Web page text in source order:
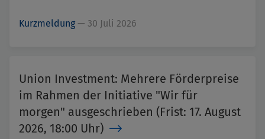
Kurzmeldung — 30 Juli 2026
Union Investment: Mehrere Förderpreise
im Rahmen der Initiative "Wir für
morgen" ausgeschrieben (Frist: 17. August
2026, 18:00 Uhr)